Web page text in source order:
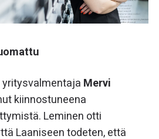
Mervi
kiinnostuneena
Leminen otti
Laaniseen todeten, että